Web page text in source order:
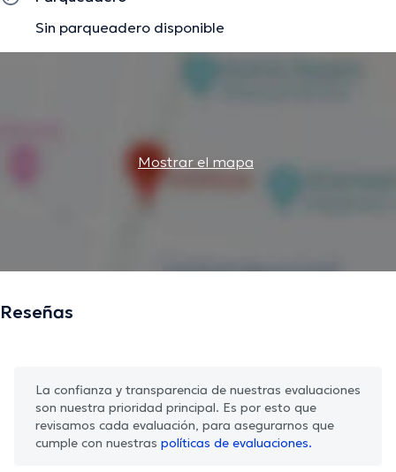
Sin parqueadero disponible
Mostrar el mapa
Reseñas
La confianza y transparencia de nuestras evaluaciones
son nuestra prioridad principal. Es por esto que
revisamos cada evaluación, para asegurarnos que
cumple con nuestras políticas de evaluaciones.